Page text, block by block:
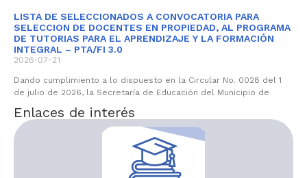
LISTA DE SELECCIONADOS A CONVOCATORIA PARA
SELECCION DE DOCENTES EN PROPIEDAD, AL PROGRAMA
DE TUTORIAS PARA EL APRENDIZAJE Y LA FORMACIÓN
INTEGRAL – PTA/FI 3.0
2026-07-21
Dando cumplimiento a lo dispuesto en la Circular No. 0028 del 1
de julio de 2026, la Secretaría de Educación del Municipio de
Enlaces de interés